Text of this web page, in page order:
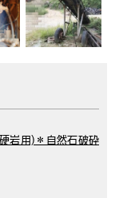
岩用)＊自然石破砕